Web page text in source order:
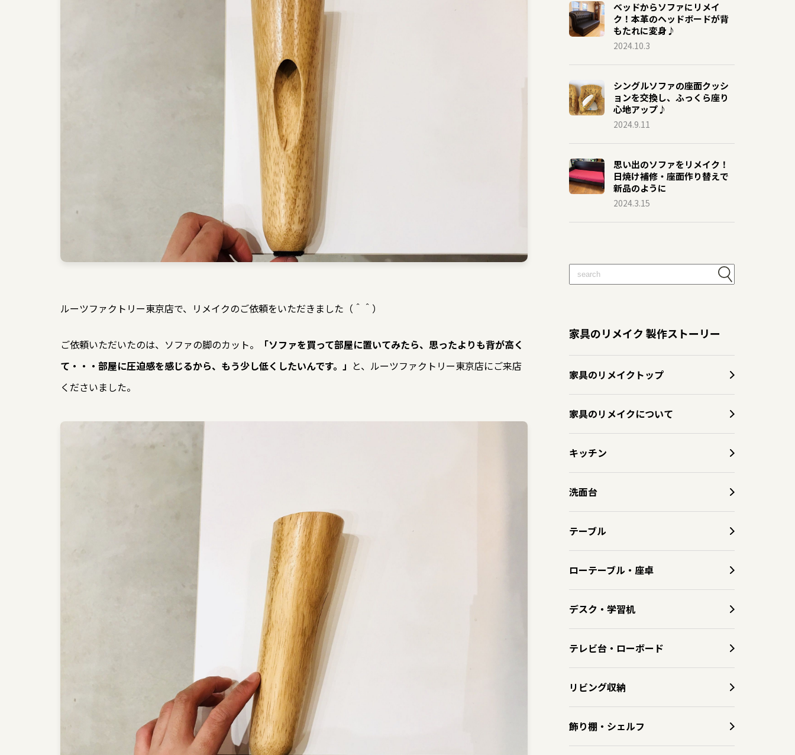
ルーツファクトリー東京店で、リメイクのご依頼をいただきました（＾＾）
ご依頼いただいたのは、ソファの脚のカット。
「ソファを買って部屋に置いてみたら、思ったよりも背が高く
て・・・部屋に圧迫感を感じるから、もう少し低くしたいんです。」 と、ルーツファクトリー東京店にご来店
くださいました。
ベッドからソファにリメイ
ク！本革のヘッドボードが背
もたれに変身♪
2024.10.3
シングルソファの座面クッシ
ョンを交換し、ふっくら座り
心地アップ♪
2024.9.11
思い出のソファをリメイク！
日焼け補修・座面作り替えで
新品のように
2024.3.15
家具のリメイク 製作ストーリー
家具のリメイクトップ
家具のリメイクについて
キッチン
洗面台
テーブル
ローテーブル・座卓
デスク・学習机
テレビ台・ローボード
リビング収納
飾り棚・シェルフ